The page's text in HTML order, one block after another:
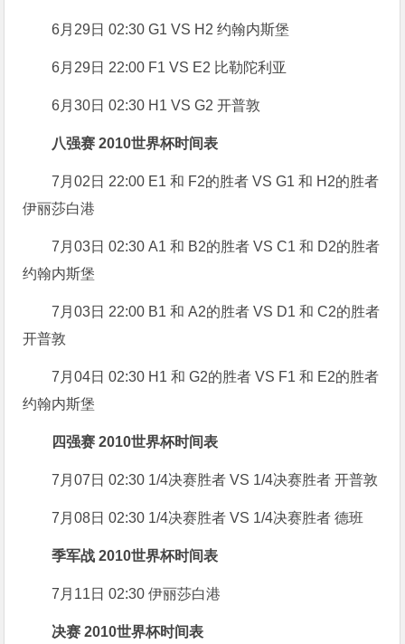
6月29日 02:30 G1 VS H2 约翰内斯堡
6月29日 22:00 F1 VS E2 比勒陀利亚
6月30日 02:30 H1 VS G2 开普敦
八强赛 2010世界杯时间表
7月02日 22:00 E1 和 F2的胜者 VS G1 和 H2的胜者
伊丽莎白港
7月03日 02:30 A1 和 B2的胜者 VS C1 和 D2的胜者
约翰内斯堡
7月03日 22:00 B1 和 A2的胜者 VS D1 和 C2的胜者
开普敦
7月04日 02:30 H1 和 G2的胜者 VS F1 和 E2的胜者
约翰内斯堡
四强赛 2010世界杯时间表
7月07日 02:30 1/4决赛胜者 VS 1/4决赛胜者 开普敦
7月08日 02:30 1/4决赛胜者 VS 1/4决赛胜者 德班
季军战 2010世界杯时间表
7月11日 02:30 伊丽莎白港
决赛 2010世界杯时间表